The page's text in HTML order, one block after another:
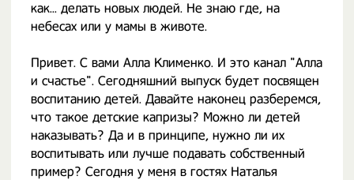
как... делать новых людей. Не знаю где, на
небесах или у мамы в животе.
Привет. С вами Алла Клименко. И это канал "Алла
и счастье". Сегодняшний выпуск будет посвящен
воспитанию детей. Давайте наконец разберемся,
что такое детские капризы? Можно ли детей
наказывать? Да и в принципе, нужно ли их
воспитывать или лучше подавать собственный
пример? Сегодня у меня в гостях Наталья